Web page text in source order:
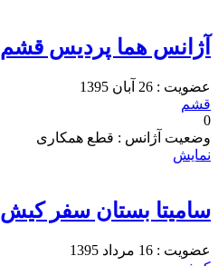
آژانس هما پردیس قشم
عضویت : 26 آبان 1395
قشم
0
وضعیت آژانس : قطع همکاری
نمایش
سامیتا بستان سفر کیش
عضویت : 16 مرداد 1395